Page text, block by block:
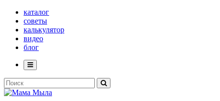
каталог
советы
калькулятор
видео
блог